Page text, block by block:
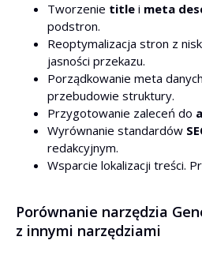
Tworzenie title i meta
podstron.
Reoptymalizacja stron z
jasności przekazu.
Porządkowanie meta
przebudowie struktury.
Przygotowanie zaleceń do
Wyrównanie standardów
redakcyjnym.
Wsparcie lokalizacji treści.
Porównanie narzędzia
z innymi narzędziami